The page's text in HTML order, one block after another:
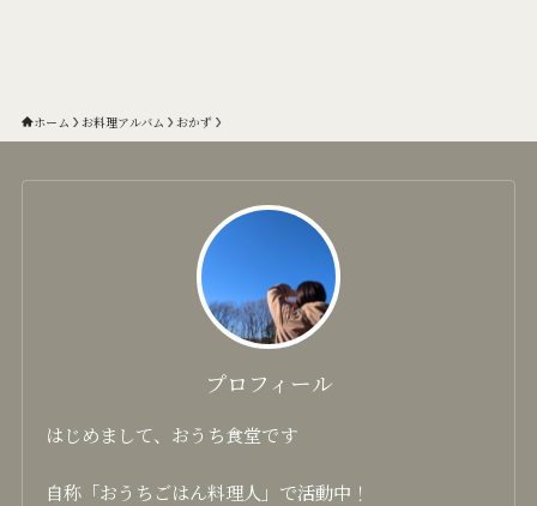
ホーム お料理アルバム おかず
プロフィール
はじめまして、おうち食堂です
自称「おうちごはん料理人」で活動中！